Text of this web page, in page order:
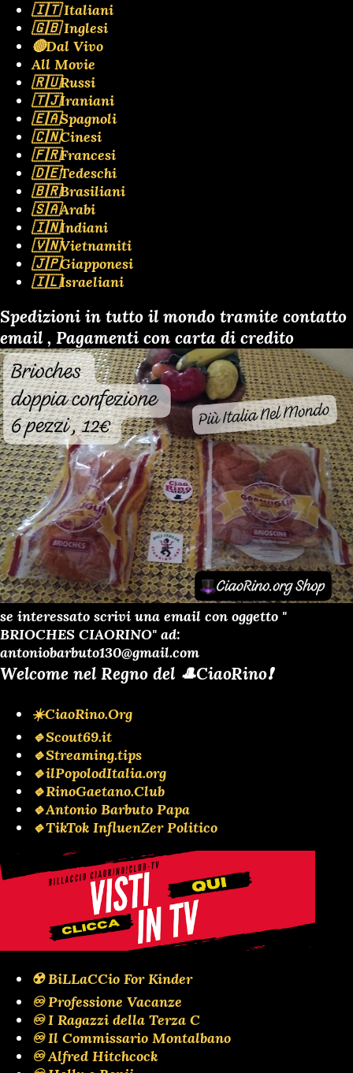
🇮🇹 Italiani
🇬🇧 Inglesi
🔴Dal Vivo
All Movie
🇷🇺Russi
🇹🇯Iraniani
🇪🇦Spagnoli
🇨🇳Cinesi
🇫🇷Francesi
🇩🇪Tedeschi
🇧🇷Brasiliani
🇸🇦Arabi
🇮🇳Indiani
🇻🇳Vietnamiti
🇯🇵Giapponesi
🇮🇱Israeliani
Spedizioni in tutto il mondo tramite contatto
email , Pagamenti con carta di credito
se interessato scrivi una email con oggetto "
BRIOCHES CIAORINO" ad:
antoniobarbuto130@gmail.com
Welcome nel Regno del 🎩CiaoRino❗️
☀️CiaoRino.Org
🔹Scout69.it
🔹Streaming.tips
🔹ilPopolodItalia.org
🔹RinoGaetano.Club
🔹Antonio Barbuto Papa
🔹TikTok InfluenZer Politico
☢️ BiLLaCCio For Kinder
♾️ Professione Vacanze
♾️ I Ragazzi della Terza C
♾️ Il Commissario Montalbano
♾️ Alfred Hitchcock